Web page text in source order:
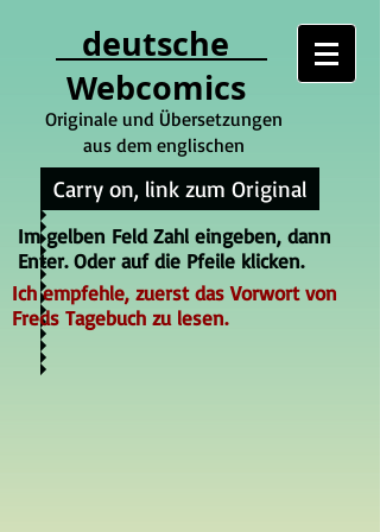
deutsche
Webcomics
Originale und Übersetzungen
aus dem englischen
Carry on, link zum Original
Im gelben Feld Zahl eingeben, dann
Enter. Oder auf die Pfeile klicken.
Ich empfehle, zuerst das Vorwort von
Freds Tagebuch zu lesen.